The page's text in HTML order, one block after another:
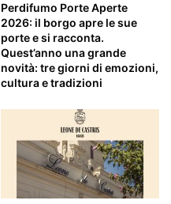
Perdifumo Porte Aperte
2026: il borgo apre le sue
porte e si racconta.
Quest’anno una grande
novità: tre giorni di emozioni,
cultura e tradizioni